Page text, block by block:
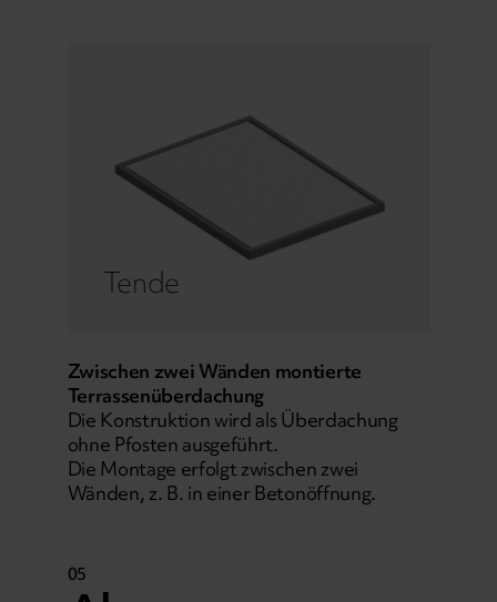
Tende
Zwischen zwei Wänden montierte
Terrassenüberdachung
Die Konstruktion wird als Überdachung
ohne Pfosten ausgeführt.
Die Montage erfolgt zwischen zwei
Wänden, z. B. in einer Betonöffnung.
05